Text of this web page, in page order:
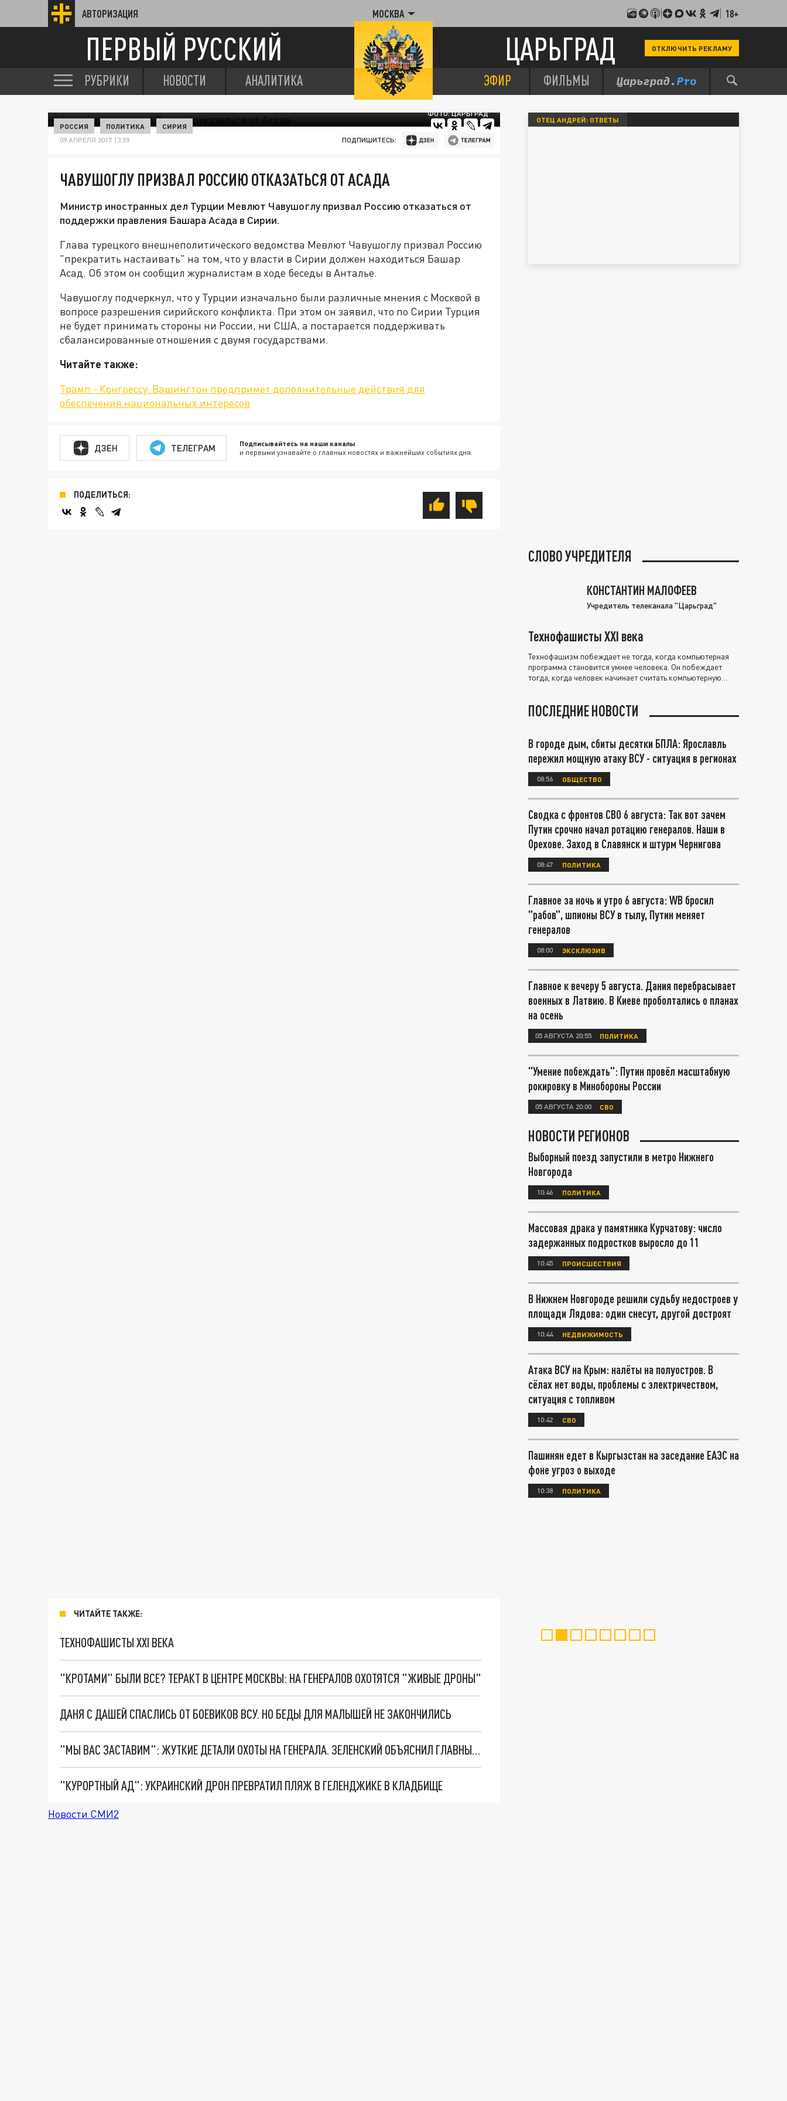
АВТОРИЗАЦИЯ МОСКВА 18+
ПЕРВЫЙ РУССКИЙ ЦАРЬГРАД ОТКЛЮЧИТЬ РЕКЛАМУ
РУБРИКИ НОВОСТИ АНАЛИТИКА ЭФИР ФИЛЬМЫ
ФОТО: ЦАРЬГРАД
РОССИЯ ПОЛИТИКА СИРИЯ
09 АПРЕЛЯ 2017 13:59 ПОДПИШИТЕСЬ:
ЧАВУШОГЛУ ПРИЗВАЛ РОССИЮ ОТКАЗАТЬСЯ ОТ АСАДА
Министр иностранных дел Турции Мевлют Чавушоглу призвал Россию отказаться от
поддержки правления Башара Асада в Сирии.
Глава турецкого внешнеполитического ведомства Мевлют Чавушоглу призвал Россию
"прекратить настаивать" на том, что у власти в Сирии должен находиться Башар
Асад. Об этом он сообщил журналистам в ходе беседы в Анталье.
Чавушоглу подчеркнул, что у Турции изначально были различные мнения с Москвой в
вопросе разрешения сирийского конфликта. При этом он заявил, что по Сирии Турция
не будет принимать стороны ни России, ни США, а постарается поддерживать
сбалансированные отношения с двумя государствами.
Читайте также:
Трамп - Конгрессу: Вашингтон предпримет дополнительные действия для
обеспечения национальных интересов
ДЗЕН ТЕЛЕГРАМ Подписывайтесь на наши каналы
и первыми узнавайте о главных новостях и важнейших событиях дня.
ПОДЕЛИТЬСЯ:
ЧИТАЙТЕ ТАКЖЕ:
ТЕХНОФАШИСТЫ XXI ВЕКА
"КРОТАМИ" БЫЛИ ВСЕ? ТЕРАКТ В ЦЕНТРЕ МОСКВЫ: НА ГЕНЕРАЛОВ ОХОТЯТСЯ "ЖИВЫЕ ДРОНЫ"
ДАНЯ С ДАШЕЙ СПАСЛИСЬ ОТ БОЕВИКОВ ВСУ. НО БЕДЫ ДЛЯ МАЛЫШЕЙ НЕ ЗАКОНЧИЛИСЬ
"МЫ ВАС ЗАСТАВИМ": ЖУТКИЕ ДЕТАЛИ ОХОТЫ НА ГЕНЕРАЛА. ЗЕЛЕНСКИЙ ОБЪЯСНИЛ ГЛАВНЫЙ СМЫСЛ ТЕРАКТА В ЦЕНТРЕ МОСКВЫ
"КУРОРТНЫЙ АД": УКРАИНСКИЙ ДРОН ПРЕВРАТИЛ ПЛЯЖ В ГЕЛЕНДЖИКЕ В КЛАДБИЩЕ
Новости СМИ2
ОТЕЦ АНДРЕЙ: ОТВЕТЫ
СЛОВО УЧРЕДИТЕЛЯ
КОНСТАНТИН МАЛОФЕЕВ
Учредитель телеканала "Царьград"
Технофашисты XXI века
Технофашизм побеждает не тогда, когда компьютерная
программа становится умнее человека. Он побеждает
тогда, когда человек начинает считать компьютерную
ПОСЛЕДНИЕ НОВОСТИ
В городе дым, сбиты десятки БПЛА: Ярославль
пережил мощную атаку ВСУ - ситуация в регионах
08:56 ОБЩЕСТВО
Сводка с фронтов СВО 6 августа: Так вот зачем
Путин срочно начал ротацию генералов. Наши в
Орехове. Заход в Славянск и штурм Чернигова
08:47 ПОЛИТИКА
Главное за ночь и утро 6 августа: WB бросил
"рабов", шпионы ВСУ в тылу, Путин меняет
генералов
08:00 ЭКСКЛЮЗИВ
Главное к вечеру 5 августа. Дания перебрасывает
военных в Латвию. В Киеве проболтались о планах
на осень
05 АВГУСТА 20:55 ПОЛИТИКА
"Умение побеждать": Путин провёл масштабную
рокировку в Минобороны России
05 АВГУСТА 20:00 СВО
НОВОСТИ РЕГИОНОВ
Выборный поезд запустили в метро Нижнего
Новгорода
10:46 ПОЛИТИКА
Массовая драка у памятника Курчатову: число
задержанных подростков выросло до 11
10:45 ПРОИСШЕСТВИЯ
В Нижнем Новгороде решили судьбу недостроев у
площади Лядова: один снесут, другой достроят
10:44 НЕДВИЖИМОСТЬ
Атака ВСУ на Крым: налёты на полуостров. В
сёлах нет воды, проблемы с электричеством,
ситуация с топливом
10:42 СВО
Пашинян едет в Кыргызстан на заседание ЕАЭС на
фоне угроз о выходе
10:38 ПОЛИТИКА